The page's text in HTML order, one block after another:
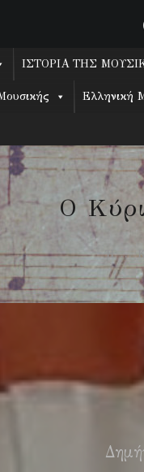
ΙΣΤΟΡΙΑ ΤΗΣ
Ελληνική
Ο
Ή ...